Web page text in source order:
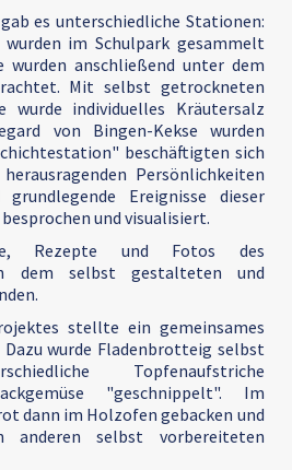
es unterschiedliche Stationen:
im Schulpark gesammelt
wurden anschließend unter dem
Mit selbst getrockneten
wurde individuelles Kräutersalz
von Bingen-Kekse wurden
beschäftigten sich
Persönlichkeiten
Ereignisse dieser
und visualisiert.
Rezepte und Fotos des
dem selbst gestalteten und
stellte ein gemeinsames
wurde Fladenbrotteig selbst
Topfenaufstriche
"geschnippelt". Im
dann im Holzofen gebacken und
anderen selbst vorbereiteten